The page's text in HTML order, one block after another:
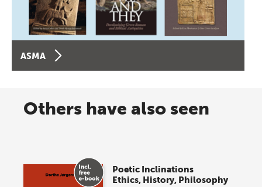
ASMA
Others have also seen
Poetic Inclinations
Ethics, History, Philosophy